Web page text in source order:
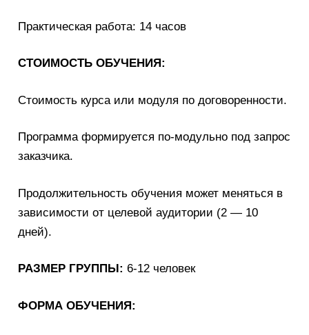
Практическая работа: 14 часов
СТОИМОСТЬ ОБУЧЕНИЯ:
Стоимость курса или модуля по договоренности.
Программа формируется по-модульно под запрос
заказчика.
Продолжительность обучения может меняться в
зависимости от целевой аудитории (2 — 10
дней).
РАЗМЕР ГРУППЫ: 6-12 человек
ФОРМА ОБУЧЕНИЯ: